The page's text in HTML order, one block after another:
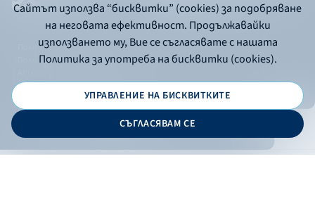
Политика за употреба на бисквитки
Политика за поверителност
© 2026 - Българска банка за развитие
Сайтът използва “бисквитки” (cookies) за подобряване
на неговата ефективност. Продължавайки
използването му, Вие се съгласявате с нашата
Политика за употреба на бисквитки (cookies).
УПРАВЛЕНИЕ НА БИСКВИТКИТЕ
СЪГЛАСЯВАМ СЕ